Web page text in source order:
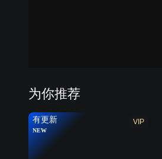
为你推荐
VIP
有更新
NEW